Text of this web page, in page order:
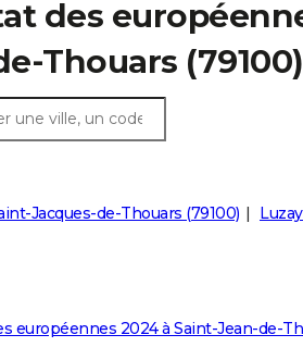
des
Thouars
Jacques-de-Thouars (79100)
européennes 2024 à Saint-Jean-de-